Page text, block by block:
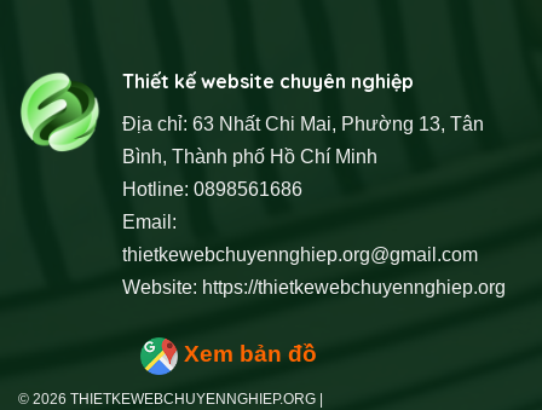
Thiết kế website chuyên nghiệp
Địa chỉ: 63 Nhất Chi Mai, Phường 13, Tân
Bình, Thành phố Hồ Chí Minh
Hotline: 0898561686
Email:
thietkewebchuyennghiep.org@gmail.com
Website: https://thietkewebchuyennghiep.org
Xem bản đồ
© 2026 THIETKEWEBCHUYENNGHIEP.ORG |